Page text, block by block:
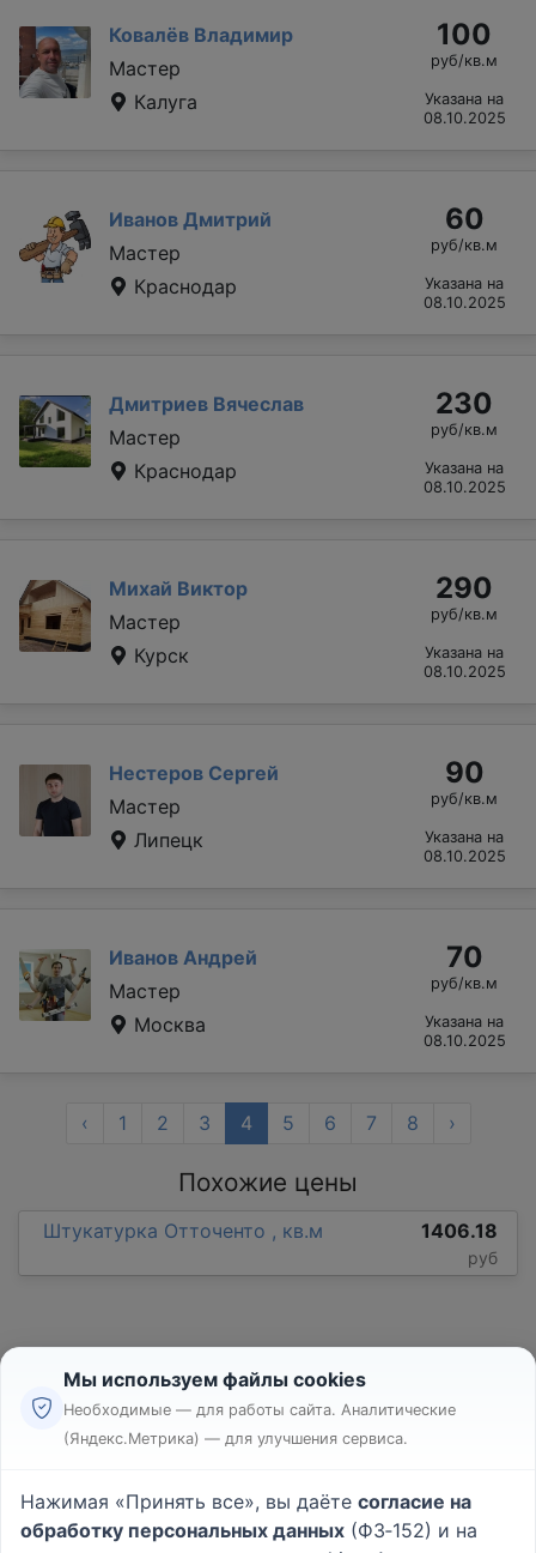
Ковалёв Владимир
Мастер
Калуга
100
руб/кв.м
Указана на
08.10.2025
Иванов Дмитрий
Мастер
Краснодар
60
руб/кв.м
Указана на
08.10.2025
Дмитриев Вячеслав
Мастер
Краснодар
230
руб/кв.м
Указана на
08.10.2025
Михай Виктор
Мастер
Курск
290
руб/кв.м
Указана на
08.10.2025
Нестеров Сергей
Мастер
Липецк
90
руб/кв.м
Указана на
08.10.2025
Иванов Андрей
Мастер
Москва
70
руб/кв.м
Указана на
08.10.2025
‹ 1 2 3 4 5 6 7 8 ›
Похожие цены
Штукатурка Отточенто , кв.м 1406.18
руб
Реклама
Пользовательское соглашение
Политика конфиденциальности
Мы используем файлы cookies
Необходимые — для работы сайта. Аналитические
(Яндекс.Метрика) — для улучшения сервиса.
Нажимая «Принять все», вы даёте согласие на
обработку персональных данных (ФЗ‑152) и на